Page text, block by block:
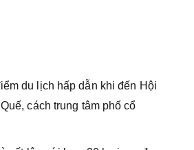
du lịch hấp dẫn khi đến Hội
cách trung tâm phố cổ